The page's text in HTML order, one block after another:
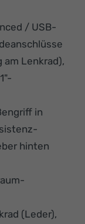
/ USB-
Lenkrad),
in
hinten
(Leder),